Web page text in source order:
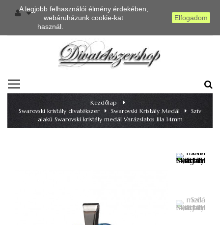
A legjobb felhasználói élmény érdekében,
webáruházunk cookie-kat
használ.
Elfogadom
TOGGLE
NAVIGATION
Kezdőlap
>
Swarovski kristály divatékszer
> Swarovski Kristály Medál > Szív
alakú Swarovski kristály medál Varázslatos lila 14mm